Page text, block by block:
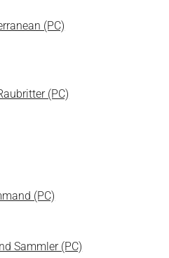
(PC)
(PC)
(PC)
Sammler (PC)